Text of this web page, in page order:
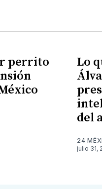
perrito
Lo
del
24
julio 31,